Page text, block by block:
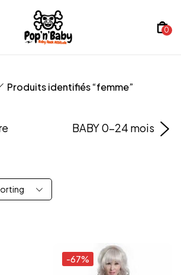
0
Produits identifiés “femme”
BABY 0-24 mois
-67%